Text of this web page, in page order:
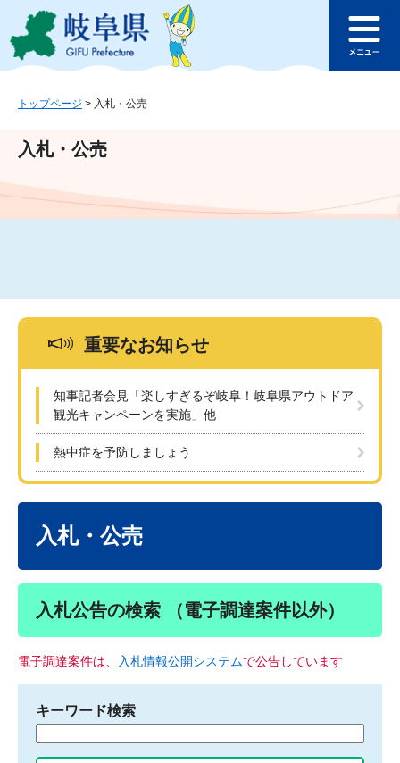
ジ
ュ
文
このページの本文へ
ュ
トップページ > 入札・公売
入札・公売
重要なお知らせ
知事記者会見「楽しすぎるぞ岐阜！岐阜県アウトドア
観光キャンペーンを実施」他
熱中症を予防しましょう
入札・公売
入札公告の検索 （電子調達案件以外）
電子調達案件は、 入札情報公開システムで公告しています
キーワード検索